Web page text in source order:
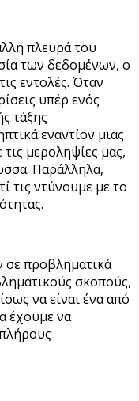
πλευρά του
των δεδομένων, ο
εντολές. Όταν
υπέρ ενός
τάξης
εναντίον μιας
μεροληψίες μας,
Παράλληλα,
τις ντύνουμε με το
σε προβληματικά
σκοπούς,
να είναι ένα από
έχουμε να